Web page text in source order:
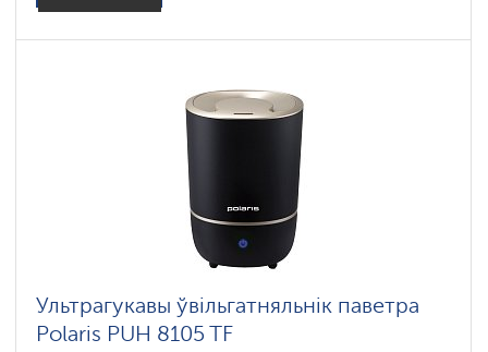
Ультрагукавы ўвільгатняльнік паветра
Polaris PUH 8105 TF​